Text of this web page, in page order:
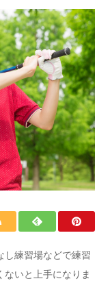
し練習場などで練習
いと上手になりま